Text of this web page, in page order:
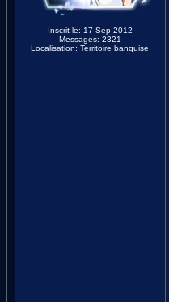
Inscrit le: 17 Sep 2012
Messages: 2321
Localisation: Territoire banquise